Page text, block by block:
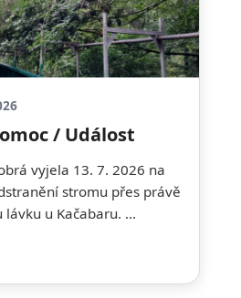
/ Událost
vyjela 13. 7. 2026 na
stromu přes právě
u Kačabaru. ...